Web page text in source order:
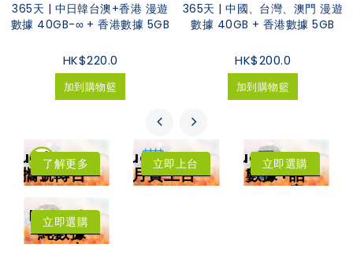
365天 | 中日韓台澳+香港 漫遊
數據 40GB-∞ + 香港數據 5GB
HK$220.0
加到購物籃
365天 | 中國、台灣、澳門 漫遊
數據 40GB + 香港數據 5GB
HK$200.0
加到購物籃
LuckySIM
攜號轉台
年卡費用低至每
了解更多 LuckySIM
月費上台
低至每月HK$8
立即上台 LuckySIM
數據+話
音
立即選購
Lucky2
純數據
卡
立即選購